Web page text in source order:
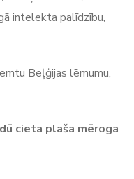
intelekta palīdzību,
Beļģijas lēmumu,
cieta plaša mēroga